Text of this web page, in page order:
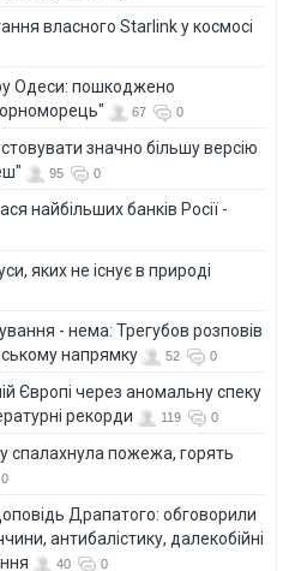
власного Starlink у космосі
Одеси: пошкоджено
67 0
значно більшу версію
95 0
найбільших банків Росії -
яких не існує в природі
- нема: Трегубов розповів
напрямку
52 0
Європі через аномальну спеку
рекорди
119 0
спалахнула пожежа, горять
0
Драпатого: обговорили
антибалістику, далекобійні
40 0